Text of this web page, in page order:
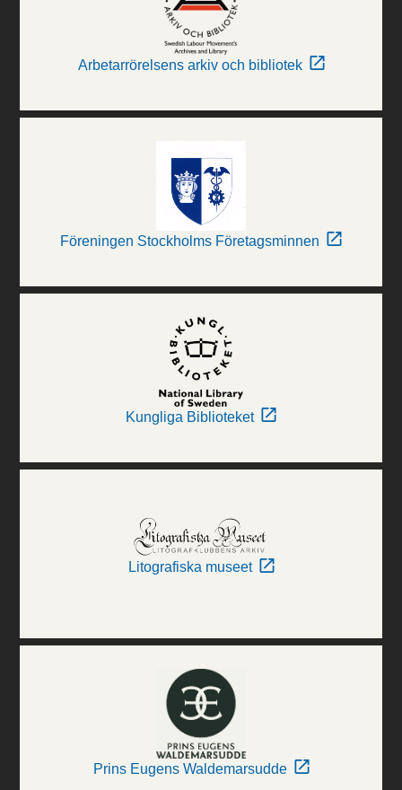
Arbetarrörelsens arkiv och bibliotek
Föreningen Stockholms Företagsminnen
Kungliga Biblioteket
Litografiska museet
Prins Eugens Waldemarsudde